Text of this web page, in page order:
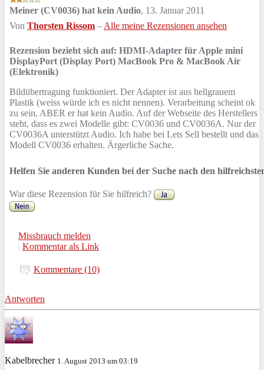
Meiner (CV0036) hat kein Audio, 13. Januar 2011
Von Thorsten Rissom – Alle meine Rezensionen ansehen
Rezension bezieht sich auf: HDMI-Adapter für Apple mini
DisplayPort (Display Port) MacBook Pro & MacBook Air
(Elektronik)
Bildübertragung funktioniert. Der Adapter ist aus hellgrauem
Plastik (weiss würde ich es nicht nennen). Verarbeitung scheint ok
zu sein, ABER er hat kein Audio. Auf der Webseite des Herstellers
steht, dass es zwei Modelle gibt: CV0036 und CV0036A. Nur der
CV0036A unterstützt Audio. Ich habe bei Lets Sell bestellt und das
Modell CV0036 erhalten. Ärgerliche Sache.
Helfen Sie anderen Kunden bei der Suche nach den
War diese Rezension für Sie hilfreich?
Missbrauch melden
| Kommentar als Link
Kommentare (10)
Antworten
Kabelbrecher 1. August 2013 um 03:19